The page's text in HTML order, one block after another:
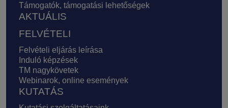
Támogatók, támogatási lehetőségek
AKTUÁLIS
FELVÉTELI
Felvételi eljárás leírása
Induló képzések
TM nagykövetek
Webinarok, online események
KUTATÁS